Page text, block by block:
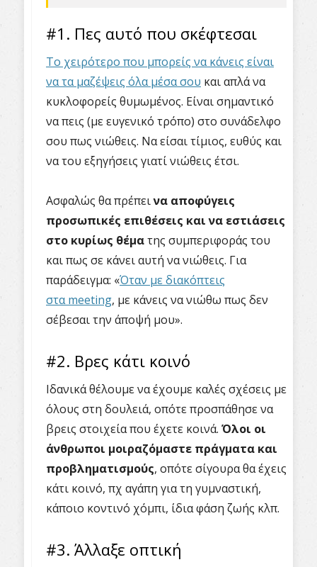
#1. Πες αυτό που σκέφτεσαι
Το χειρότερο που μπορείς να κάνεις είναι
να τα μαζέψεις όλα μέσα σου και απλά να
κυκλοφορείς θυμωμένος. Είναι σημαντικό
να πεις (με ευγενικό τρόπο) στο συνάδελφο
σου πως νιώθεις. Να είσαι τίμιος, ευθύς και
να του εξηγήσεις γιατί νιώθεις έτσι.
Ασφαλώς θα πρέπεινα αποφύγεις
προσωπικές επιθέσεις και να εστιάσεις
στο κυρίως θέματης συμπεριφοράς του
και πως σε κάνει αυτή να νιώθεις. Για
παράδειγμα: «Όταν με διακόπτεις
στα meeting, με κάνεις να νιώθω πως δεν
σέβεσαι την άποψή μου».
#2. Βρες κάτι κοινό
Ιδανικά θέλουμε να έχουμε καλές σχέσεις με
όλους στη δουλειά, οπότε προσπάθησε να
βρεις στοιχεία που έχετε κοινά. Όλοι οι
άνθρωποι μοιραζόμαστε πράγματα και
προβληματισμούς, οπότε σίγουρα θα έχεις
κάτι κοινό, πχ αγάπη για τη γυμναστική,
κάποιο κοντινό χόμπι, ίδια φάση ζωής κλπ.
#3. Άλλαξε οπτική